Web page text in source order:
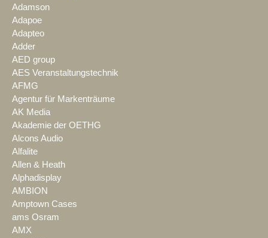
Adamson
Adapoe
Adapteo
Adder
AED group
AES Veranstaltungstechnik
AFMG
Agentur für Markenträume
AK Media
Akademie der OETHG
Alcons Audio
Alfalite
Allen & Heath
Alphadisplay
AMBION
Amptown Cases
ams Osram
AMX